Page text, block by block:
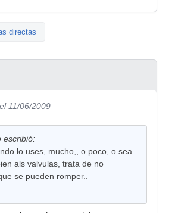
directas
el 11/06/2009
escribió:
lo uses, mucho,, o poco, o sea
als valvulas, trata de no
se pueden romper..